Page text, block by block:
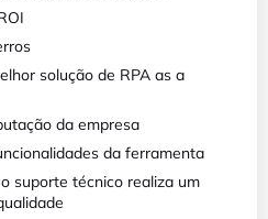
solução de RPA as a
da empresa
da ferramenta
suporte técnico realiza um